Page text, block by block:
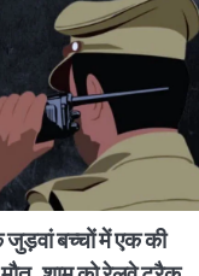
बच्चों में एक की